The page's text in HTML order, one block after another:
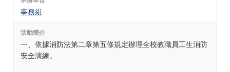
事務組
活動簡介
一、依據消防法第二章第五條規定辦理全校教職員工生消防
安全演練。